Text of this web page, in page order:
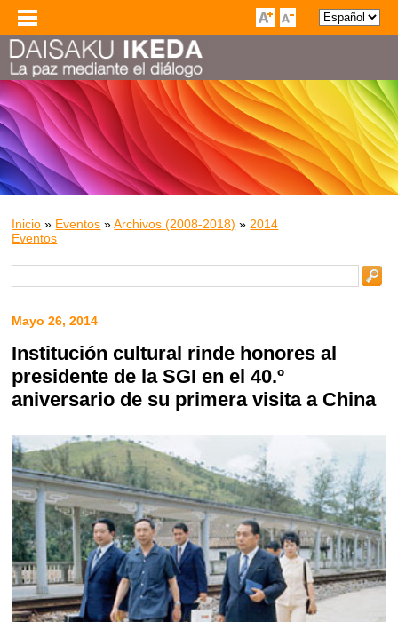
Inicio » Eventos »Archivos (2008-2018) » 2014
Eventos
Mayo 26, 2014
Institución cultural rinde honores al
presidente de la SGI en el 40.º
aniversario de su primera visita a China